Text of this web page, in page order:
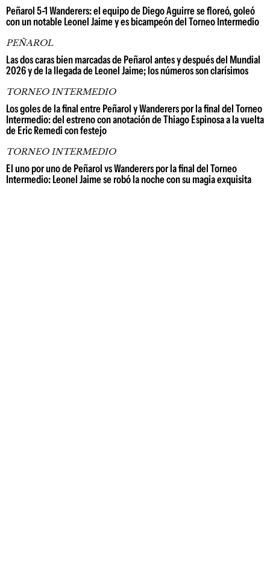
Peñarol 5-1 Wanderers: el equipo de Diego Aguirre se floreó, goleó
con un notable Leonel Jaime y es bicampeón del Torneo Intermedio
PEÑAROL
Las dos caras bien marcadas de Peñarol antes y después del Mundial
2026 y de la llegada de Leonel Jaime; los números son clarísimos
TORNEO INTERMEDIO
Los goles de la final entre Peñarol y Wanderers por la final del Torneo
Intermedio: del estreno con anotación de Thiago Espinosa a la vuelta
de Eric Remedi con festejo
TORNEO INTERMEDIO
El uno por uno de Peñarol vs Wanderers por la final del Torneo
Intermedio: Leonel Jaime se robó la noche con su magia exquisita